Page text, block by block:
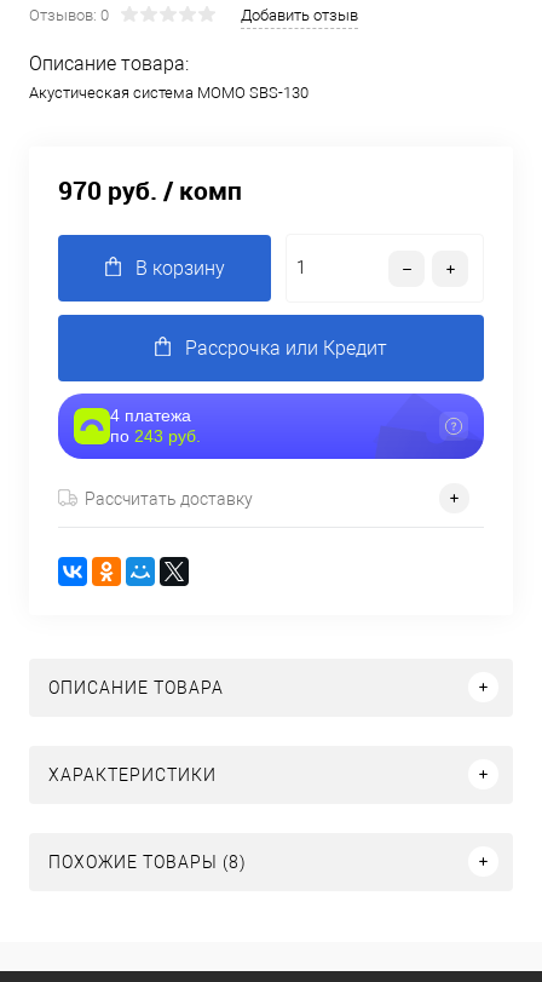
Отзывов: 0 Добавить отзыв
Описание товара:
Акустическая система MOMO SBS-130
970 руб. / комп
В корзину
Рассрочка или Кредит
4 платежа
по 243 руб.
Рассчитать доставку
ОПИСАНИЕ ТОВАРА
ХАРАКТЕРИСТИКИ
ПОХОЖИЕ ТОВАРЫ (8)